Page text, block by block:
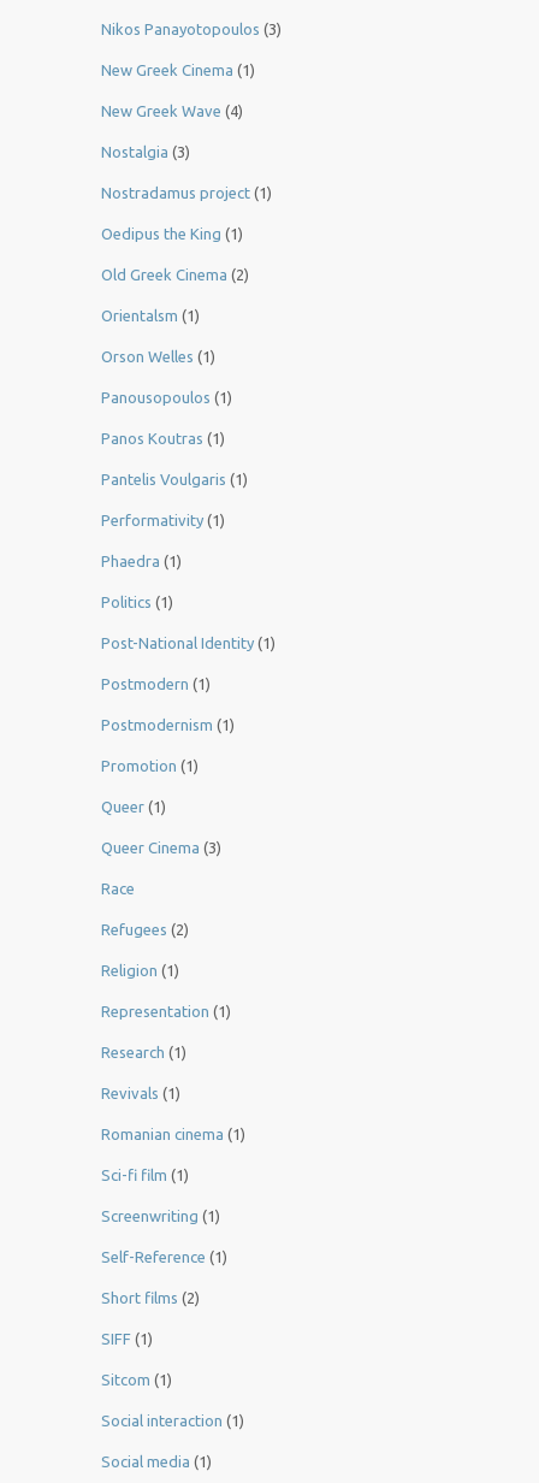
Nikos Panayotopoulos (3)
New Greek Cinema (1)
New Greek Wave (4)
Nostalgia (3)
Nostradamus project (1)
Oedipus the King (1)
Old Greek Cinema (2)
Orientalsm (1)
Orson Welles (1)
Panousopoulos (1)
Panos Koutras (1)
Pantelis Voulgaris (1)
Performativity (1)
Phaedra (1)
Politics (1)
Post-National Identity (1)
Postmodern (1)
Postmodernism (1)
Promotion (1)
Queer (1)
Queer Cinema (3)
Race
Refugees (2)
Religion (1)
Representation (1)
Research (1)
Revivals (1)
Romanian cinema (1)
Sci-fi film (1)
Screenwriting (1)
Self-Reference (1)
Short films (2)
SIFF (1)
Sitcom (1)
Social interaction (1)
Social media (1)